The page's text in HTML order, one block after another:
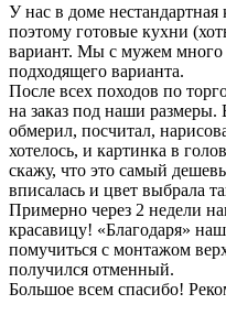
У нас в доме нестандартная
поэтому готовые кухни
вариант. Мы с мужем
подходящего варианта.
После всех походов по
на заказ под наши
обмерил, посчитал,
хотелось, и картинка в
скажу, что это самый
вписалась и цвет выбрала
Примерно через 2 недели
красавицу! «Благодаря»
помучиться с монтажом
получился отменный.
Большое всем спасибо!